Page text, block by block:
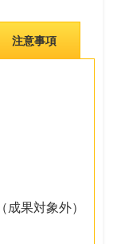
注意事項
成果対象外）